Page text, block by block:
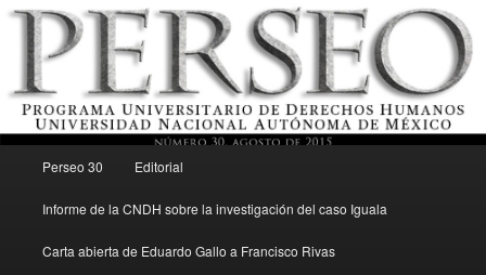
Perseo – PUDH UNAM
Ir al contenido secundario
Perseo 30 Editorial
Informe de la CNDH sobre la investigación del caso Iguala
Carta abierta de Eduardo Gallo a Francisco Rivas